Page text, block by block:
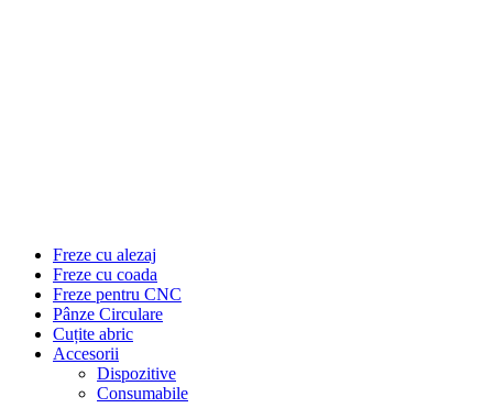
Freze cu alezaj
Freze cu coada
Freze pentru CNC
Pânze Circulare
Cuțite abric
Accesorii
Dispozitive
Consumabile